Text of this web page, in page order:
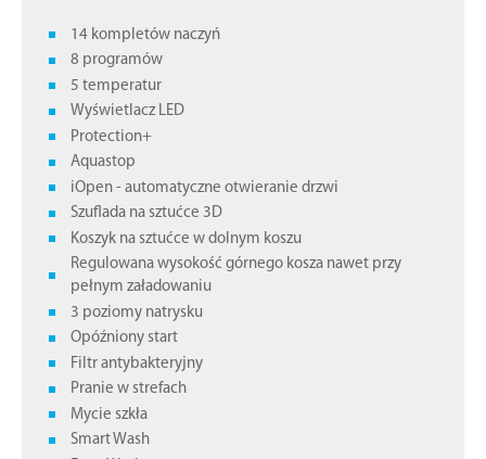
14 kompletów naczyń
8 programów
5 temperatur
Wyświetlacz LED
Protection+
Aquastop
iOpen - automatyczne otwieranie drzwi
Szuflada na sztućce 3D
Koszyk na sztućce w dolnym koszu
Regulowana wysokość górnego kosza nawet przy
pełnym załadowaniu
3 poziomy natrysku
Opóźniony start
Filtr antybakteryjny
Pranie w strefach
Mycie szkła
Smart Wash